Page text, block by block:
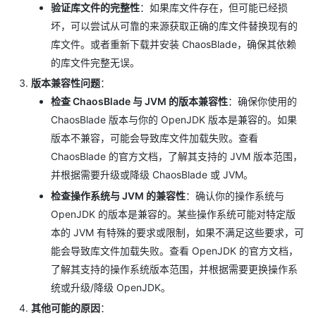
验证库文件的完整性：如果库文件存在，但可能已经损
坏，可以尝试从可靠的来源获取正确的库文件替换现有的
库文件。或者重新下载并安装 ChaosBlade，确保其依赖
的库文件完整无误。
版本兼容性问题：
检查 ChaosBlade 与 JVM 的版本兼容性：确保你使用的
ChaosBlade 版本与你的 OpenJDK 版本是兼容的。如果
版本不兼容，可能会导致库文件加载失败。查看
ChaosBlade 的官方文档，了解其支持的 JVM 版本范围，
并根据需要升级或降级 ChaosBlade 或 JVM。
检查操作系统与 JVM 的兼容性：确认你的操作系统与
OpenJDK 的版本是兼容的。某些操作系统可能对特定版
本的 JVM 有特殊的要求或限制，如果不满足这些要求，可
能会导致库文件加载失败。查看 OpenJDK 的官方文档，
了解其支持的操作系统版本范围，并根据需要更换操作系
统或升级/降级 OpenJDK。
其他可能的原因：